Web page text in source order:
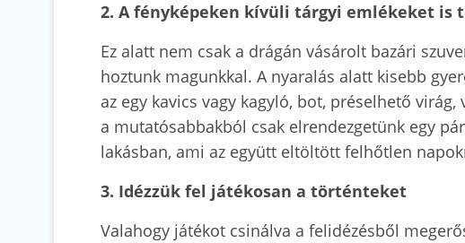
2. A fényképeken kívüli tárgyi emlékeket is
Ez alatt nem csak a drágán vásárolt bazári
hoztunk magunkkal. A nyaralás alatt kisebb
az egy kavics vagy kagyló, bot, préselhető
a mutatósabbakból csak elrendezgetünk egy
lakásban, ami az együtt eltöltött felhőtlen
3. Idézzük fel játékosan a történteket
Valahogy játékot csinálva a felidézésből